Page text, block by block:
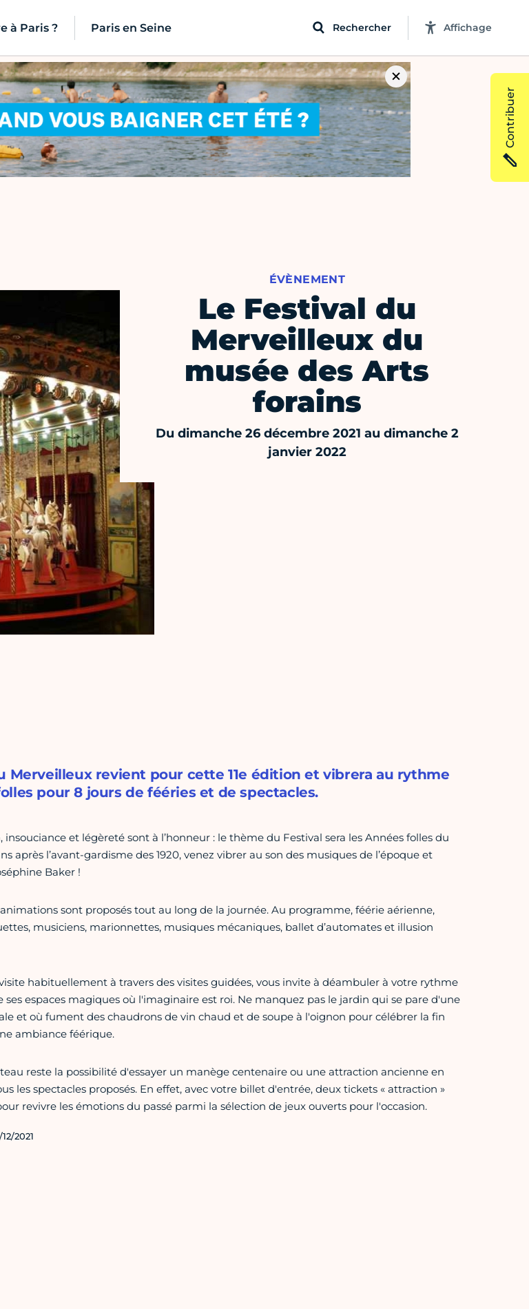
à Paris ? Paris en Seine Rechercher Affichage
ÉVÈNEMENT
Le Festival du
Merveilleux du
musée des Arts
forains
Du dimanche 26 décembre 2021 au dimanche 2
janvier 2022
Merveilleux revient pour cette 11e édition et vibrera au rythme
pour 8 jours de fééries et de spectacles.
insouciance et légèreté sont à l’honneur : le thème du Festival sera les Années folles du
après l’avant-gardisme des 1920, venez vibrer au son des musiques de l’époque et
Baker !
sont proposés tout au long de la journée. Au programme, féérie aérienne,
musiciens, marionnettes, musiques mécaniques, ballet d’automates et illusion
habituellement à travers des visites guidées, vous invite à déambuler à votre rythme
ses espaces magiques où l'imaginaire est roi. Ne manquez pas le jardin qui se pare d'une
et où fument des chaudrons de vin chaud et de soupe à l'oignon pour célébrer la fin
ambiance féérique.
reste la possibilité d'essayer un manège centenaire ou une attraction ancienne en
les spectacles proposés. En effet, avec votre billet d'entrée, deux tickets « attraction »
revivre les émotions du passé parmi la sélection de jeux ouverts pour l'occasion.
2021
Contribuer